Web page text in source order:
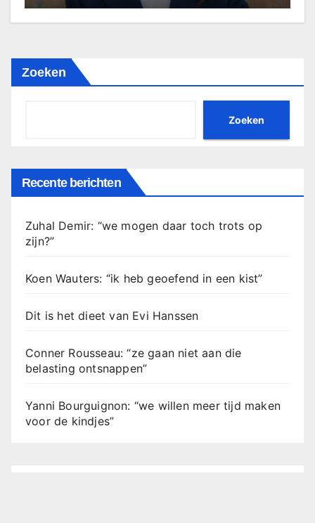
Zoeken
Zoeken
Recente berichten
Zuhal Demir: “we mogen daar toch trots op
zijn?”
Koen Wauters: “ik heb geoefend in een kist”
Dit is het dieet van Evi Hanssen
Conner Rousseau: “ze gaan niet aan die
belasting ontsnappen”
Yanni Bourguignon: “we willen meer tijd maken
voor de kindjes”